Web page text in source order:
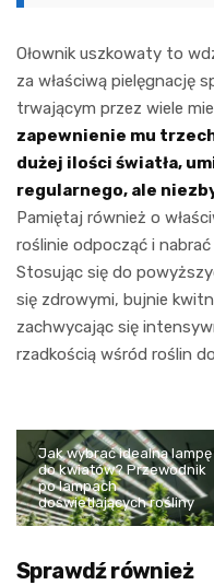
Ołownik uszkowaty to
za właściwą pielęgnację
trwającym przez wiele
zapewnienie mu
dużej ilości światła,
regularnego, ale
Pamiętaj również o
roślinie odpocząć i
Stosując się do
się zdrowymi, bujnie
zachwycając się
rzadkością wśród roślin
Jak wybrać idealną lampę
do kwiatów? Przewodnik
po lampach
doświetlających rośliny
Sprawdź również